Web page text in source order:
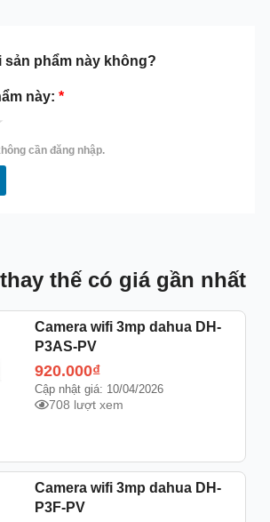
sản phẩm này không?
này:*
cần đăng nhập.
thế có giá gần nhất
Camera wifi 3mp dahua DH-
P3AS-PV
920.000₫
Cập nhật giá: 10/04/2026
708 lượt xem
Camera wifi 3mp dahua DH-
P3F-PV